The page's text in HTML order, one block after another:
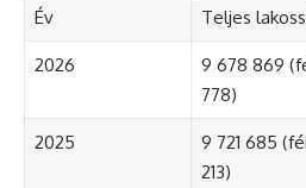
Év Teljes
2026
9 678 869
778)
2025
9 721 685
213)